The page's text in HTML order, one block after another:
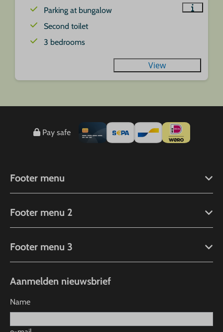
Parking at bungalow
Second toilet
3 bedrooms
View
Pay safe
Footer menu
Footer menu 2
Footer menu 3
Aanmelden nieuwsbrief
Name